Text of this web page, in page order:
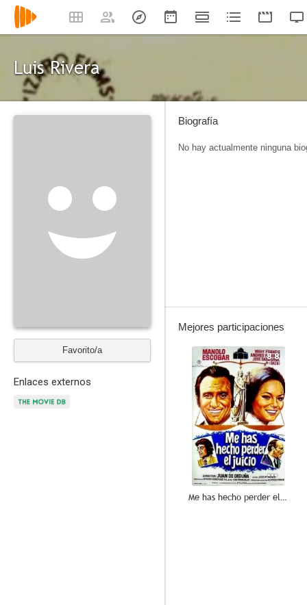
Luis Rivera
Favorito/a
Enlaces externos
Biografía
No hay actualmente ninguna
Mejores participaciones
8.8
Me has hecho perder el juicio